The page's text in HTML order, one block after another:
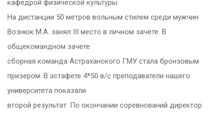
кафедрой физической культуры.
На дистанции 50 метров вольным стилем среди мужчин
Вознюк М.А. занял III место в личном зачете. В
общекомандном зачете
сборная команда Астраханского ГМУ стала бронзовым
призером. В эстафете 4*50 в/с преподаватели нашего
университета показали
второй результат. По окончании соревнований директор